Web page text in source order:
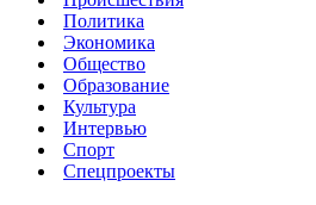
Политика
Экономика
Общество
Образование
Культура
Интервью
Спорт
Спецпроекты